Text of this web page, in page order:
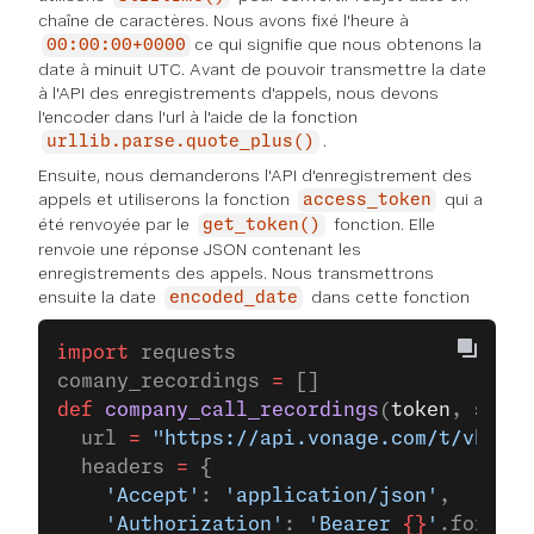
chaîne de caractères. Nous avons fixé l'heure à
00:00:00+0000
ce qui signifie que nous obtenons la
date à minuit UTC. Avant de pouvoir transmettre la date
à l'API des enregistrements d'appels, nous devons
l'encoder dans l'url à l'aide de la fonction
urllib.parse.quote_plus()
.
Ensuite, nous demanderons l'API d'enregistrement des
appels et utiliserons la fonction
access_token
qui a
été renvoyée par le
get_token()
fonction. Elle
renvoie une réponse JSON contenant les
enregistrements des appels. Nous transmettrons
ensuite la date
encoded_date dans cette fonction
import requests
comany_recordings =
def company_call_recordings (token ,
  url
= "https://api.vonage.com/t/
  headers
= {
    'Accept'
: 'application/json' ,
    'Authorization'
: 'Bearer {} '